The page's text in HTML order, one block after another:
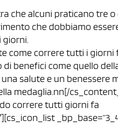
che alcuni praticano tre
che dobbiamo
giorni.
come correre tutti i giorni
benefici come quello
salute e un benessere
medaglia.nn[/
correre tutti giorni fa